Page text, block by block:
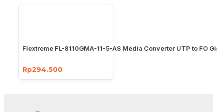
Flextreme FL-8110GMA-11-5-AS Media Converter UTP to FO
Rp294.500